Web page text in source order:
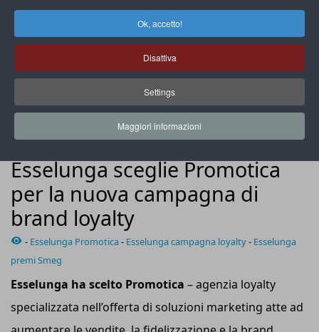
Ok, accetto!
Disattiva
Settings
Maggiori informazioni
La raccolta punti permette di ottenere i prodotti per la
colazione della linea 50’S Style di Smeg
Esselunga sceglie Promotica
per la nuova campagna di
brand loyalty
- Esselunga Promotica- Esselunga campagna loyalty- Esselunga
premi Smeg
Esselunga ha scelto Promotica – agenzia loyalty
specializzata nell’offerta di soluzioni marketing atte ad